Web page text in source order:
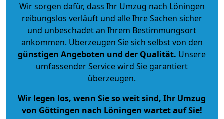
Wir sorgen dafür, dass Ihr Umzug nach Löningen
reibungslos verläuft und alle Ihre Sachen sicher
und unbeschadet an Ihrem Bestimmungsort
ankommen. Überzeugen Sie sich selbst von den
günstigen Angeboten und der Qualität. Unsere
umfassender Service wird Sie garantiert
überzeugen.
Wir legen los, wenn Sie so weit sind, Ihr Umzug
von Göttingen nach Löningen wartet auf Sie!